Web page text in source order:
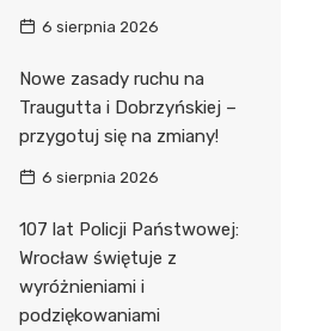
6 sierpnia 2026
Nowe zasady ruchu na
Traugutta i Dobrzyńskiej –
przygotuj się na zmiany!
6 sierpnia 2026
107 lat Policji Państwowej:
Wrocław świętuje z
wyróżnieniami i
podziękowaniami